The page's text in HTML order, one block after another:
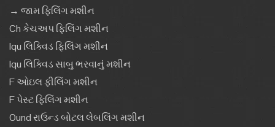
→ જામ ફિલિંગ મશીન
Ch કેચઅપ ફિલિંગ મશીન
Iqu લિક્વિડ ફિલિંગ મશીન
Iqu લિક્વિડ સાબુ ભરવાનું મશીન
F ઓઇલ ફીલિંગ મશીન
F પેસ્ટ ફિલિંગ મશીન
Ound રાઉન્ડ બોટલ લેબલિંગ મશીન